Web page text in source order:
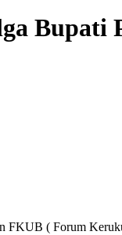
Bupati
FKUB ( Forum